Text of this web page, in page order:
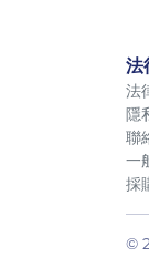
法
法
隱
聯
一
採
©